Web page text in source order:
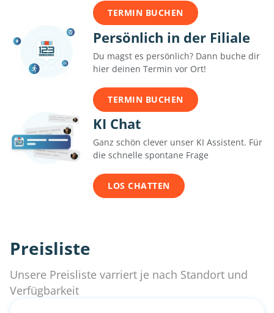
TERMIN BUCHEN
Persönlich in der Filiale
Du magst es persönlich? Dann buche dir
hier deinen Termin vor Ort!
TERMIN BUCHEN
KI Chat
Ganz schön clever unser KI Assistent. Für
die schnelle spontane Frage
LOS CHATTEN
Preisliste
Unsere Preisliste varriert je nach Standort und
Verfügbarkeit